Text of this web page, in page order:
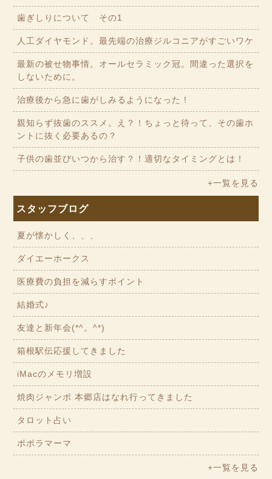
歯ぎしりについて その1
人工ダイヤモンド。最先端の治療ジルコニアがすごいワケ
最新の被せ物事情。オールセラミック冠。間違った選択を
しないために。
治療後から急に歯がしみるようになった！
親知らず抜歯のススメ。え？！ちょっと待って、その歯ホ
ントに抜く必要あるの？
子供の歯並びいつから治す？！適切なタイミングとは！
+一覧を見る
スタッフブログ
夏が懐かしく、、、
ダイエーホークス
医療費の負担を減らすポイント
結婚式♪
友達と新年会(*^。^*)
箱根駅伝応援してきました
iMacのメモリ増設
焼肉ジャンボ 本郷店はなれ行ってきました
タロット占い
ポポラマーマ
+一覧を見る